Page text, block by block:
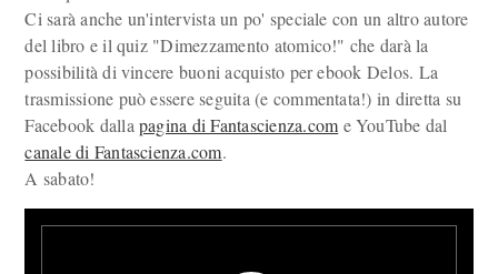
Ci sarà anche un'intervista un po' speciale con un altro autore
del libro e il quiz "Dimezzamento atomico!" che darà la
possibilità di vincere buoni acquisto per ebook Delos. La
trasmissione può essere seguita (e commentata!) in diretta su
Facebook dallapagina di Fantascienza.com e YouTube dal
canale di Fantascienza.com.
A sabato!